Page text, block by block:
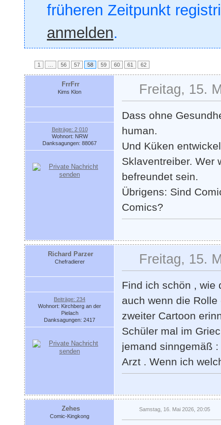
früheren Zeitpunkt
anmelden.
1 … 56 57 58 59 60 61 62
FrrFrr
Kims Klon
Beiträge: 2 010
Wohnort: NRW
Danksagungen: 88067
Freitag, 15.
Dass ohne
human.
Und Küken
Sklaventreiber. Wer
befreundet sein.
Übrigens: Sind
Comics?
Richard Parzer
Chefradierer
Beiträge: 234
Wohnort: Kirchberg an der
Pielach
Danksagungen: 2417
Freitag, 15.
Find ich schön , wie
auch wenn die
zweiter Cartoon
Schüler mal im
jemand sinngemäß
Arzt . Wenn ich
Zehes
Comic-Kingkong
Samstag, 16. Mai 2026, 20:05